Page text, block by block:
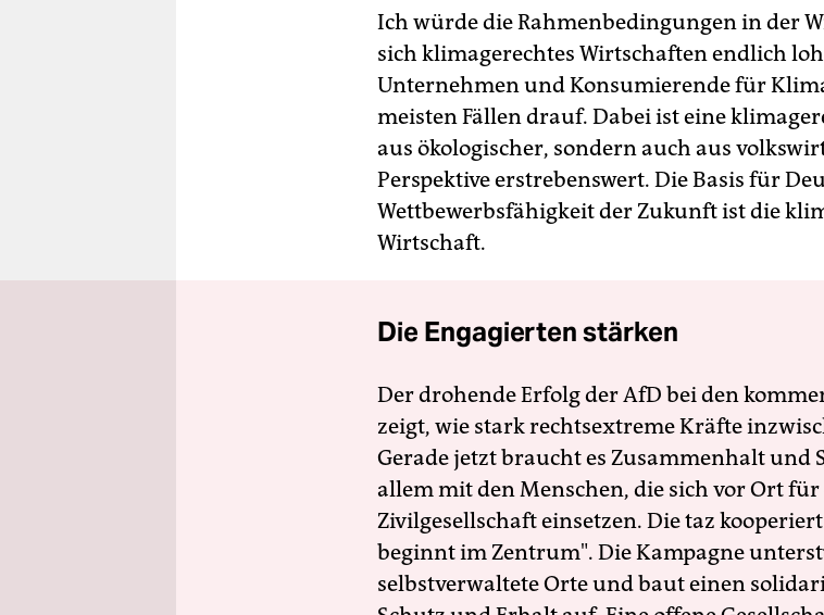
Ich würde die Rahmenbedingungen in der
sich klimagerechtes Wirtschaften endlich
Unternehmen und Konsumierende für
meisten Fällen drauf. Dabei ist eine
aus ökologischer, sondern auch aus
Perspektive erstrebenswert. Die Basis für
Wettbewerbsfähigkeit der Zukunft ist die
Wirtschaft.
Die Engagierten stärken
Der drohende Erfolg der AfD bei den
zeigt, wie stark rechtsextreme Kräfte
Gerade jetzt braucht es Zusammenhalt und
allem mit den Menschen, die sich vor Ort für
Zivilgesellschaft einsetzen. Die taz
beginnt im Zentrum". Die Kampagne
selbstverwaltete Orte und baut einen